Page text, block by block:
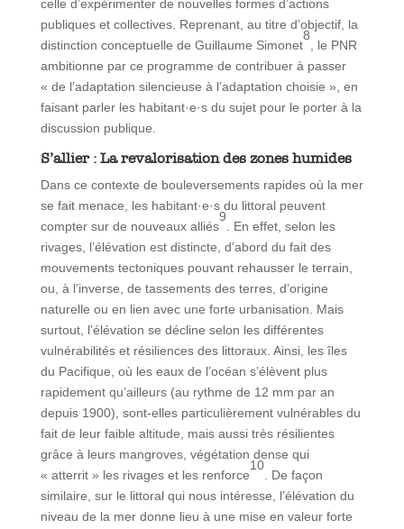
celle d’expérimenter de nouvelles formes d’actions
publiques et collectives. Reprenant, au titre d’objectif, la
distinction conceptuelle de Guillaume Simonet
8
, le PNR
ambitionne par ce programme de contribuer à passer
« de l’adaptation silencieuse à l’adaptation choisie », en
faisant parler les habitant·e·s du sujet pour le porter à la
discussion publique.
S’allier : La revalorisation des zones humides
Dans ce contexte de bouleversements rapides où la mer
se fait menace, les habitant·e·s du littoral peuvent
compter sur de nouveaux alliés
9
. En effet, selon les
rivages, l’élévation est distincte, d’abord du fait des
mouvements tectoniques pouvant rehausser le terrain,
ou, à l’inverse, de tassements des terres, d’origine
naturelle ou en lien avec une forte urbanisation. Mais
surtout, l’élévation se décline selon les différentes
vulnérabilités et résiliences des littoraux. Ainsi, les îles
du Pacifique, où les eaux de l’océan s’élèvent plus
rapidement qu’ailleurs (au rythme de 12 mm par an
depuis 1900), sont-elles particulièrement vulnérables du
fait de leur faible altitude, mais aussi très résilientes
grâce à leurs mangroves, végétation dense qui
« atterrit » les rivages et les renforce
10
. De façon
similaire, sur le littoral qui nous intéresse, l’élévation du
niveau de la mer donne lieu à une mise en valeur forte